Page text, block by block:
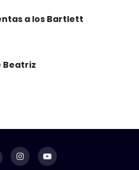
a los Bartlett
Beatriz